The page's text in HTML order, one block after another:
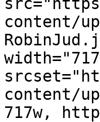
content/
content/
717w,